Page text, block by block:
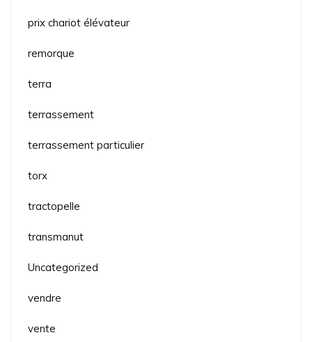
prix chariot élévateur
remorque
terra
terrassement
terrassement particulier
torx
tractopelle
transmanut
Uncategorized
vendre
vente